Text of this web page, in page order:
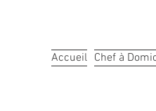
Accueil Chef à